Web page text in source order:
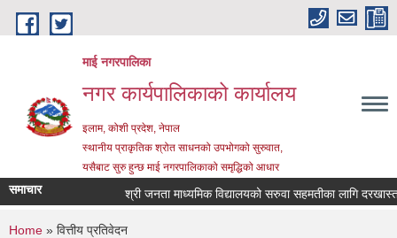
Skip to main content
माई नगरपालिका
नगर कार्यपालिकाको कार्यालय
इलाम, कोशी प्रदेश, नेपाल
स्थानीय प्राकृतिक श्रोत साधनको उपभोगको सुरुवात,
यसैबाट सुरु हुन्छ माई नगरपालिकाको समृद्धिको आधार
समाचार श्री जनता माध्यमिक विद्यालयको सरुवा सहमतीका लागि दरखास्त
Home » वित्तीय प्रतिवेदन